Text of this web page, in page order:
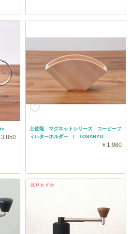
3,850
土佐龍 マグネットシリーズ コーヒーフ
ィルターホルダー / TOSARYU
￥1,980
送料無料
残りわずか